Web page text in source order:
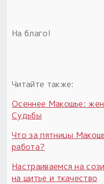
На благо!
Читайте также:
Осеннее Макошье:
Судьбы
Что за пятницы
работа?
Настраиваемся на
на шитье и ткачество